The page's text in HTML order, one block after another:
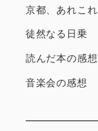
京都、あれこれ
徒然なる日乗
読んだ本の感想
音楽会の感想